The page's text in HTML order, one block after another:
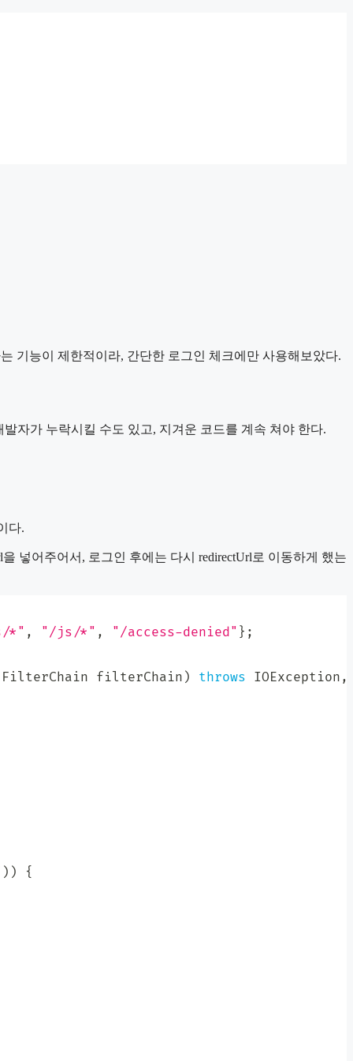
기능이 제한적이라, 간단한 로그인 체크에만 사용해보았다.
자가 누락시킬 수도 있고, 지겨운 코드를 계속 쳐야 한다.
다.
넣어주어서, 로그인 후에는 다시 redirectUrl로 이동하게 했는
*" , "/js/*" , "/access-denied" } ;
FilterChain filterChain ) throws IOException ,
) )
{